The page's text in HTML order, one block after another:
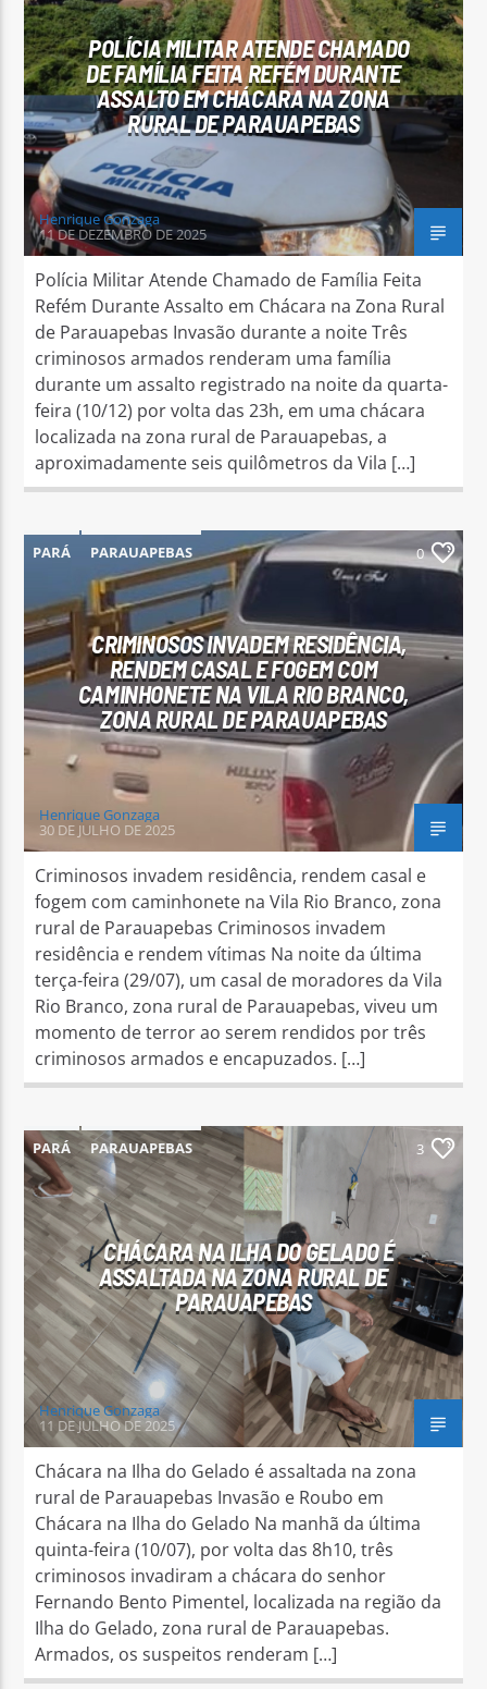
Arara Azul FM
POLÍCIA MILITAR ATENDE CHAMADO
DE FAMÍLIA FEITA REFÉM DURANTE
ASSALTO EM CHÁCARA NA ZONA
RURAL DE PARAUAPEBAS
Henrique Gonzaga
11 DE DEZEMBRO DE 2025
Polícia Militar Atende Chamado de Família Feita
Refém Durante Assalto em Chácara na Zona Rural
de Parauapebas Invasão durante a noite Três
criminosos armados renderam uma família
durante um assalto registrado na noite da quarta-
feira (10/12) por volta das 23h, em uma chácara
localizada na zona rural de Parauapebas, a
aproximadamente seis quilômetros da Vila […]
PARÁ PARAUAPEBAS 0
CRIMINOSOS INVADEM RESIDÊNCIA,
RENDEM CASAL E FOGEM COM
CAMINHONETE NA VILA RIO BRANCO,
ZONA RURAL DE PARAUAPEBAS
Henrique Gonzaga
30 DE JULHO DE 2025
Criminosos invadem residência, rendem casal e
fogem com caminhonete na Vila Rio Branco, zona
rural de Parauapebas Criminosos invadem
residência e rendem vítimas Na noite da última
terça-feira (29/07), um casal de moradores da Vila
Rio Branco, zona rural de Parauapebas, viveu um
momento de terror ao serem rendidos por três
criminosos armados e encapuzados. […]
PARÁ PARAUAPEBAS 3
CHÁCARA NA ILHA DO GELADO É
ASSALTADA NA ZONA RURAL DE
PARAUAPEBAS
Henrique Gonzaga
11 DE JULHO DE 2025
Chácara na Ilha do Gelado é assaltada na zona
rural de Parauapebas Invasão e Roubo em
Chácara na Ilha do Gelado Na manhã da última
quinta-feira (10/07), por volta das 8h10, três
criminosos invadiram a chácara do senhor
Fernando Bento Pimentel, localizada na região da
Ilha do Gelado, zona rural de Parauapebas.
Armados, os suspeitos renderam […]